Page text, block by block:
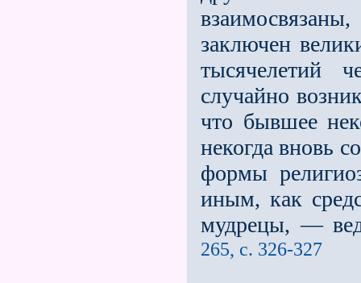
заключен
тысячелетий
случайно
что бывшее
некогда вновь
формы
иным, как
мудрецы, —
265, с. 326-327